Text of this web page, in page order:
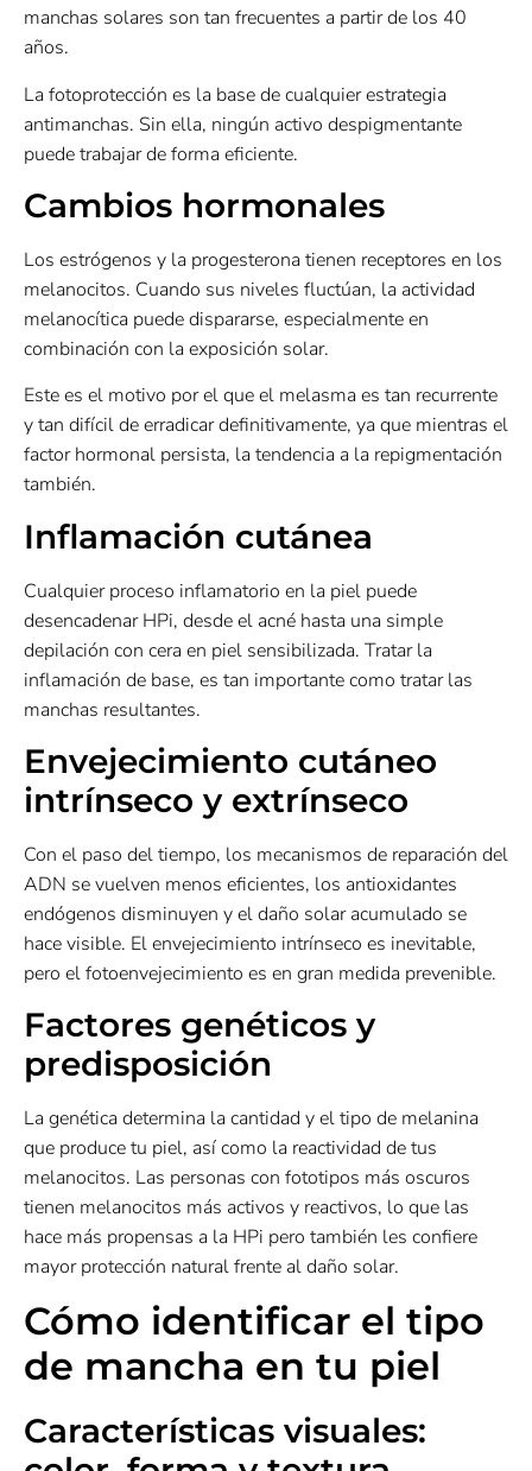
manchas solares son tan frecuentes a partir de los 40
años.
La fotoprotección es la base de cualquier estrategia
antimanchas. Sin ella, ningún activo despigmentante
puede trabajar de forma eficiente.
Cambios hormonales
Los estrógenos y la progesterona tienen receptores en los
melanocitos. Cuando sus niveles fluctúan, la actividad
melanocítica puede dispararse, especialmente en
combinación con la exposición solar.
Este es el motivo por el que el melasma es tan recurrente
y tan difícil de erradicar definitivamente, ya que mientras el
factor hormonal persista, la tendencia a la repigmentación
también.
Inflamación cutánea
Cualquier proceso inflamatorio en la piel puede
desencadenar HPi, desde el acné hasta una simple
depilación con cera en piel sensibilizada. Tratar la
inflamación de base, es tan importante como tratar las
manchas resultantes.
Envejecimiento cutáneo
intrínseco y extrínseco
Con el paso del tiempo, los mecanismos de reparación del
ADN se vuelven menos eficientes, los antioxidantes
endógenos disminuyen y el daño solar acumulado se
hace visible. El envejecimiento intrínseco es inevitable,
pero el fotoenvejecimiento es en gran medida prevenible.
Factores genéticos y
predisposición
La genética determina la cantidad y el tipo de melanina
que produce tu piel, así como la reactividad de tus
melanocitos. Las personas con fototipos más oscuros
tienen melanocitos más activos y reactivos, lo que las
hace más propensas a la HPi pero también les confiere
mayor protección natural frente al daño solar.
Cómo identificar el tipo
de mancha en tu piel
Características visuales: